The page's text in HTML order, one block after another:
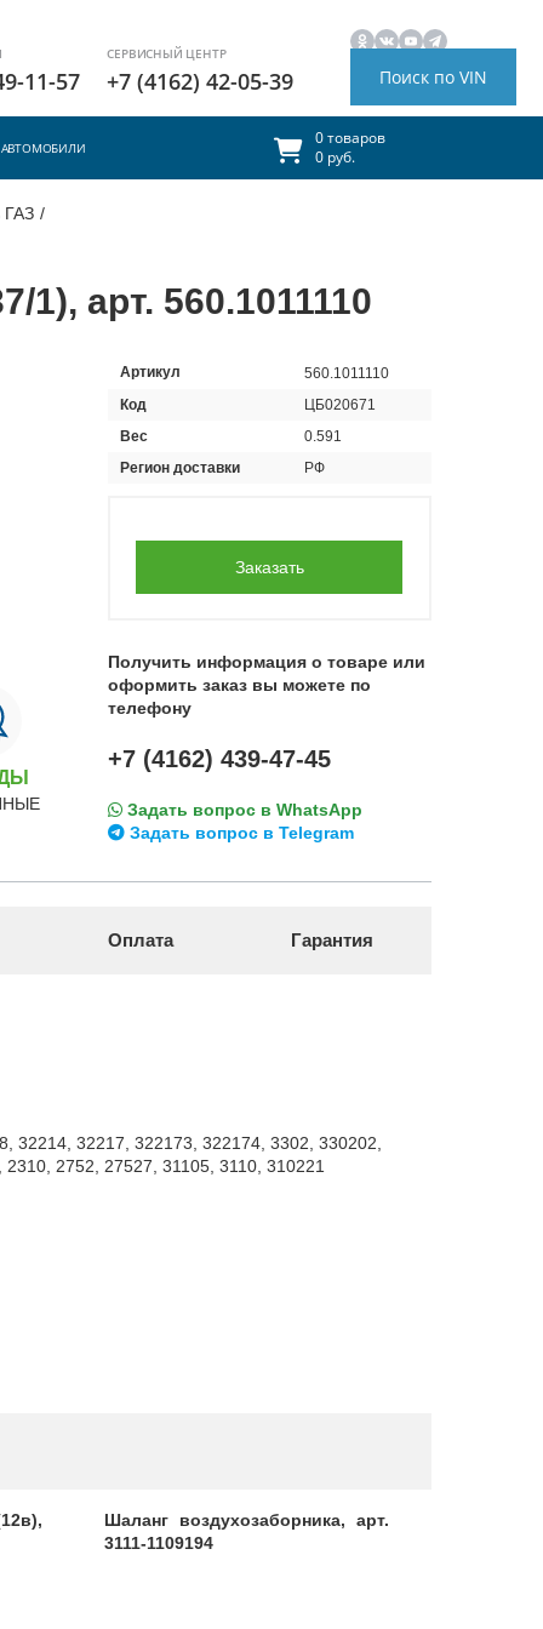
11-57
СЕРВИСНЫЙ ЦЕНТР
+7 (4162) 42-05-39 Поиск по VIN
АВТОМОБИЛИ
0 товаров
0 руб.
ГАЗ /
1), арт. 560.1011110
Артикул
560.1011110
Код
ЦБ020671
Вес
0.591
Регион доставки
РФ
Заказать
Получить информация о товаре или
оформить заказ вы можете по
телефону
+7 (4162) 439-47-45
Задать вопрос в WhatsApp
Задать вопрос в Telegram
Оплата Гарантия
32214, 32217, 322173, 322174, 3302, 330202,
2752, 27527, 31105, 3110, 310221
Шаланг воздухозаборника, арт.
3111-1109194